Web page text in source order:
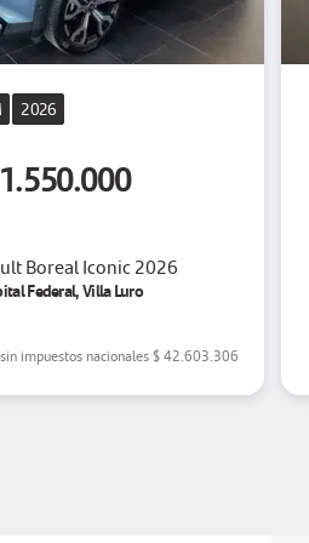
2026
Boreal Iconic 2026
Federal, Villa Luro
impuestos nacionales$ 42.603.306